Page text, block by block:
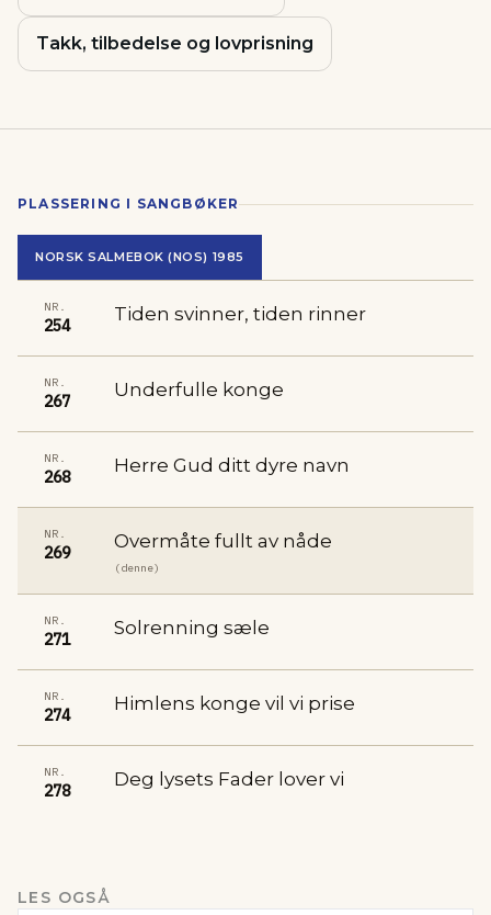
Takk, tilbedelse og lovprisning
PLASSERING I SANGBØKER
NORSK SALMEBOK (NOS) 1985
NR.
254
Tiden svinner, tiden rinner
NR.
267
Underfulle konge
NR.
268
Herre Gud ditt dyre navn
NR.
269
Overmåte fullt av nåde
(denne)
NR.
271
Solrenning sæle
NR.
274
Himlens konge vil vi prise
NR.
278
Deg lysets Fader lover vi
LES OGSÅ